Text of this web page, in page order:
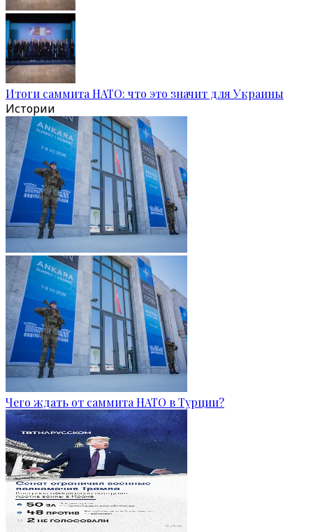
Итоги саммита НАТО: что это значит для Украины
Истории
Чего ждать от саммита НАТО в Турции?